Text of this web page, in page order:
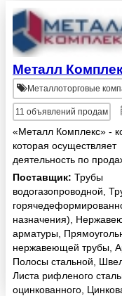
Металл
Металлоторговые
11 объявлений продам
«Металл Комплекс» -
которая осуществляет
деятельность по
чёрного металлопроката
(продаже труб и другой
продукции). В нашей
«Металл Комплекс» -
крупнейшая компания,
поставщик д...
Поставщик: Трубы
водогазопроводной,
назначения),
арматуры,
нержавеющей трубы,
Полосы стальной,
Листа рифленого
оцинкованного,